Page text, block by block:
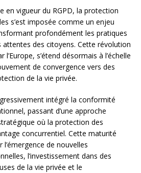
en vigueur du RGPD, la protection
s’est imposée comme un enjeu
profondément les pratiques
des citoyens. Cette révolution
s’étend désormais à l’échelle
de convergence vers des
de la vie privée.
intégré la conformité
passant d’une approche
où la protection des
concurrentiel. Cette maturité
de nouvelles
l’investissement dans des
de la vie privée et le